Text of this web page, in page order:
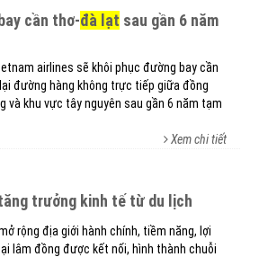
cần thơ-đà lạt sau gần 6 năm
airlines sẽ khôi phục đường bay cần
đường hàng không trực tiếp giữa đồng
và khu vực tây nguyên sau gần 6 năm tạm
Xem chi tiết
trưởng kinh tế từ du lịch
rộng địa giới hành chính, tiềm năng, lợi
lâm đồng được kết nối, hình thành chuỗi